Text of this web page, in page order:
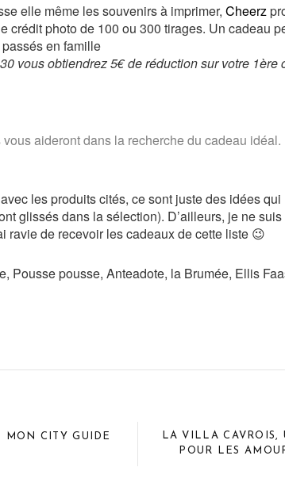
elle même les souvenirs à imprimer, Cheerz
crédit photo de 100 ou 300 tirages. Un cadeau
en famille
vous obtiendrez 5€ de réduction sur votre 1ère
aideront dans la recherche du cadeau
les produits cités, ce sont juste des idées qui
glissés dans la sélection). D’ailleurs, je ne
ravie de recevoir les cadeaux de cette liste 😉
Pousse pousse, Anteadote, la Brumée, Ellis
CITY GUIDE
LA VILLA CAVROIS,
POUR LES